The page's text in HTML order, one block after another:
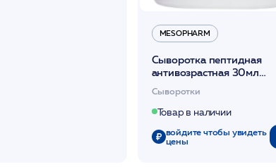
MESOPHARM
Сыворотка пептидная
антивозрастная 30мл
/MESOPHARM
Сыворотки
Товар в наличии
войдите чтобы увидеть
цены